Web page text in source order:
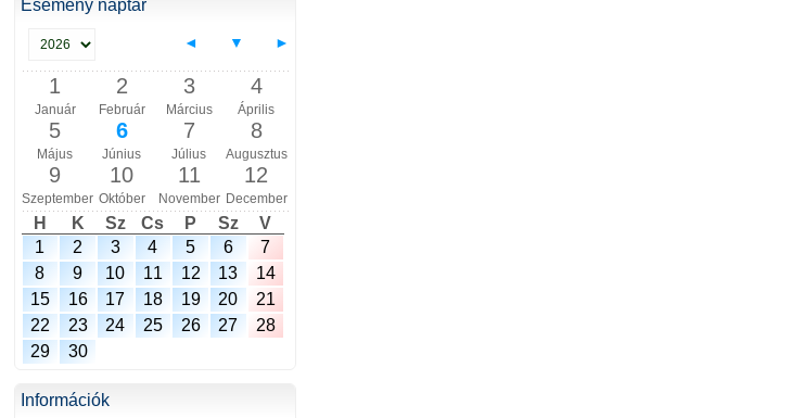
Esemény naptár
◄ ▼ ►
1
Január
2
Február
3
Március
4
Április
5
Május
6
Június
7
Július
8
Augusztus
9
Szeptember
10
Október
11
November
12
December
H K Sz Cs P Sz
V
1
2 3 4 5 6
7
8
9 10 11 12 13
14
15
16 17 18 19 20
21
22
23 24 25 26 27
28
29
30
Információk